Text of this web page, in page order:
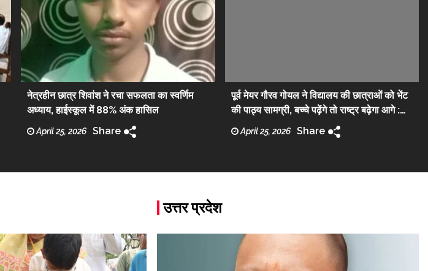
नेत्रहीन छात्र शिवांश ने रचा सफलता का स्वर्णिम
अध्याय, हाईस्कूल में 88% अंक हासिल
April 25, 2026 Share
पूर्व मेयर गौरव गोयल ने विद्यालय की छात्राओं को भेंट
की पाठ्य सामग्री, बच्चे पढ़ेंगे तो राष्ट्र बढ़ेगा आगे :
गौरव गोयल
April 25, 2026 Share
उत्तर प्रदेश